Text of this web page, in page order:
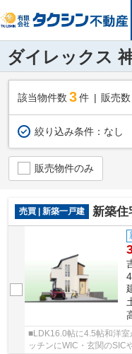
ダイレックス
該当物件数 3件 販売数
絞り込み条件： なし
販売物件のみ
売買 | 新築一戸建 新築
■LDK16.0帖に4.5帖和洋
ッチンにWIC・玄関のSIC